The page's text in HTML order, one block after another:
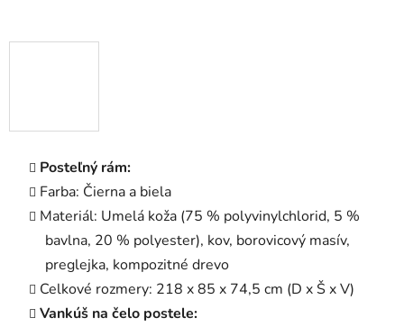
Posteľný rám:
Farba: Čierna a biela
Materiál: Umelá koža (75 % polyvinylchlorid, 5 %
bavlna, 20 % polyester), kov, borovicový masív,
preglejka, kompozitné drevo
Celkové rozmery: 218 x 85 x 74,5 cm (D x Š x V)
Vankúš na čelo postele: